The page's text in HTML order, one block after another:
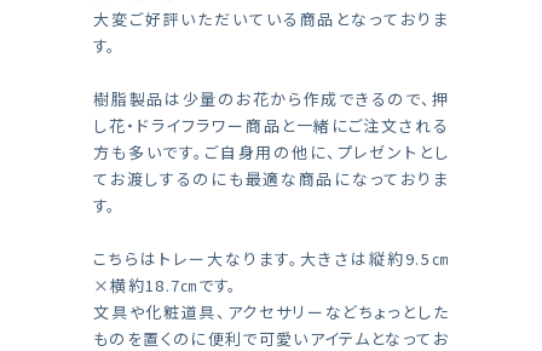
大変ご好評いただいている商品となっておりま
す。
樹脂製品は少量のお花から作成できるので、押
し花・ドライフラワー商品と一緒にご注文される
方も多いです。ご自身用の他に、プレゼントとし
てお渡しするのにも最適な商品になっておりま
す。
こちらはトレー大なります。大きさは縦約9.5㎝
×横約18.7㎝です。
文具や化粧道具、アクセサリーなどちょっとした
ものを置くのに便利で可愛いアイテムとなってお